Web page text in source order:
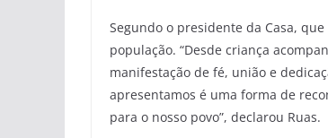
Segundo o presidente da Casa,
população. “Desde criança
manifestação de fé, união e
apresentamos é uma forma de
para o nosso povo”, declarou Ruas.